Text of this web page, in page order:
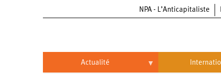
NPA - L’Anticapitaliste
Actualité